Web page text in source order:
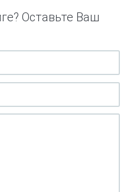
Оставьте Ваш